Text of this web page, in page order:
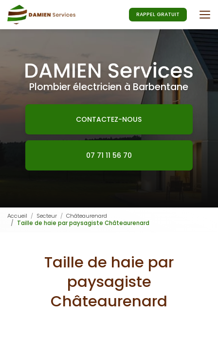
au
contenu
principal
RAPPEL GRATUIT
Plombier électricien à Barbentane
CONTACTEZ-NOUS
07 71 11 56 70
Accueil Secteur
Châteaurenard
Taille de haie par paysagiste Châteaurenard
Taille de haie par
paysagiste
Châteaurenard